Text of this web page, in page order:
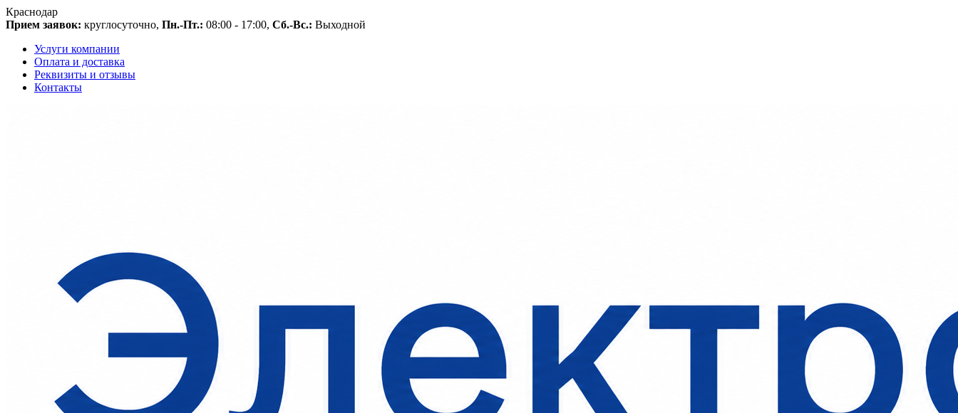
Краснодар
Прием заявок: круглосуточно, Пн.-Пт.: 08:00 - 17:00, Сб.-Вс.: Выходной
Услуги компании
Оплата и доставка
Реквизиты и отзывы
Контакты